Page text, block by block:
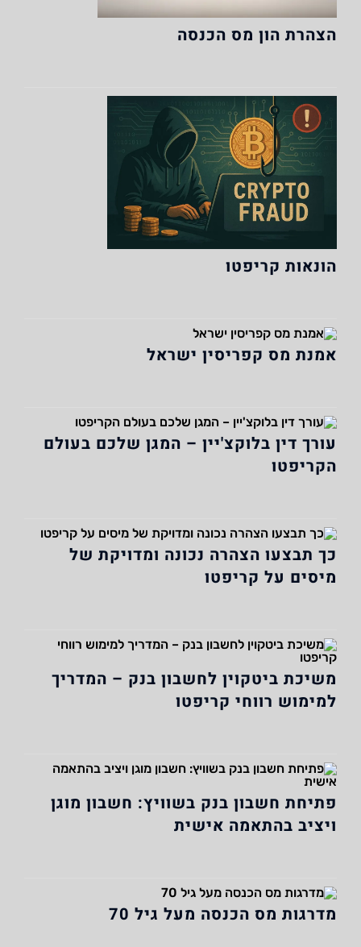
הצהרת הון מס הכנסה
הונאות קריפטו
אמנת מס קפריסין ישראל
עורך דין בלוקצ'יין – המגן שלכם בעולם
הקריפטו
כך תבצעו הצהרה נכונה ומדויקת של
מיסים על קריפטו
משיכת ביטקוין לחשבון בנק – המדריך
למימוש רווחי קריפטו
פתיחת חשבון בנק בשוויץ: חשבון מוגן
ויציב בהתאמה אישית
מדרגות מס הכנסה מעל גיל 70